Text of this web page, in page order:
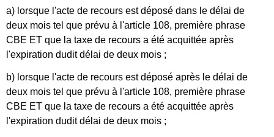
a) lorsque l'acte de recours est déposé dans le délai de
deux mois tel que prévu à l'article 108, première phrase
CBE ET que la taxe de recours a été acquittée après
l'expiration dudit délai de deux mois ;
b) lorsque l'acte de recours est déposé après le délai de
deux mois tel que prévu à l'article 108, première phrase
CBE ET que la taxe de recours a été acquittée après
l'expiration dudit délai de deux mois ;